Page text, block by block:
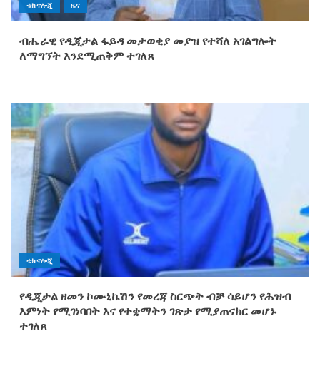
ቴክኖሎጂ ዜና
ብሔራዊ የዲጂታል ፋይዳ መታወቂያ መያዝ የተሻለ አገልግሎት
ለማግኘት እንደሚጠቅም ተገለጸ‎
ቴክኖሎጂ
የዲጂታል ዘመን ኮሙኒኬሽን የመረጃ ስርጭት ብቻ ሳይሆን የሕዝብ
እምነት የሚገነባበት እና የተቋማትን ገጽታ የሚያጠናክር መሆኑ
ተገለጸ